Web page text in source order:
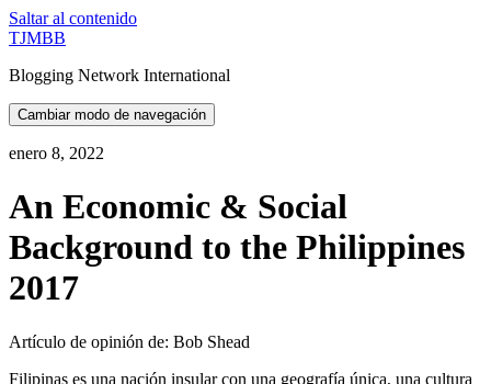
Saltar al contenido
TJMBB
Blogging Network International
Cambiar modo de navegación
enero 8, 2022
An Economic & Social
Background to the Philippines
2017
Artículo de opinión de: Bob Shead
Filipinas es una nación insular con una geografía única, una cultura